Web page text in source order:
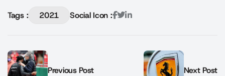
Tags : 2021 Social Icon :
Previous Post Next Post